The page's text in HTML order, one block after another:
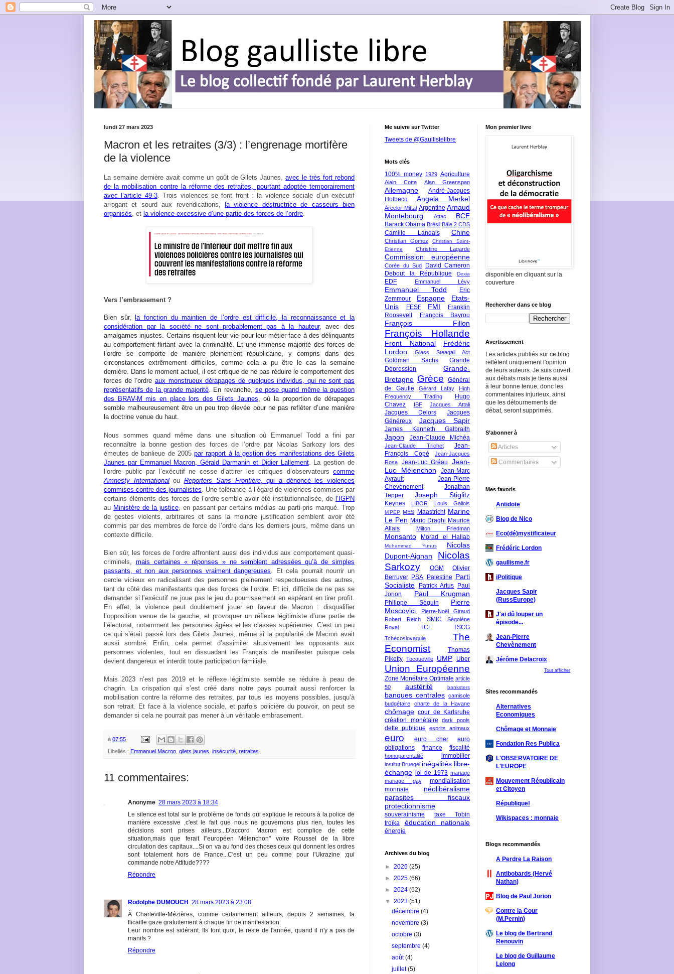
lundi 27 mars 2023
Macron et les retraites (3/3) : l’engrenage mortifère
de la violence
La semaine dernière avait comme un goût de Gilets Jaunes,avec le très fort rebond
de la mobilisation contre la réforme des retraites, pourtant adoptée temporairement
avec l’article 49-3. Trois violences se font front : la violence sociale d’un exécutif
arrogant et sourd aux revendications, la violence destructrice de casseurs bien
organisés , et la violence excessive d’une partie des forces de l’ordre
Vers l’embrasement ?
Bien sûr,la fonction du maintien de l’ordre est difficile, la reconnaissance et la
considération par la société ne sont probablement pas à la hauteur, avec des
amalgames injustes. Certains risquent leur vie pour leur métier face à des délinquants
au comportement flirtant avec la criminalité. Et une immense majorité des forces de
l’ordre se comporte de manière pleinement républicaine, y compris dans des
circonstances extrêmement difficiles, comme cela a pu être le cas la semaine
dernière. Dans le moment actuel, il est critique de ne pas réduire le comportement des
forces de l’ordre aux monstrueux dérapages de quelques individus, qui ne sont pas
représentatifs de la grande majorité . En revanche, se pose quand même la question
des BRAV-M mis en place lors des Gilets Jaunes , où la proportion de dérapages
semble malheureusement être un peu trop élevée pour ne pas refléter d’une manière
la doctrine venue du haut.
Nous sommes quand même dans une situation où Emmanuel Todd a fini par
reconnaître la bonne gestion des forces de l’ordre par Nicolas Sarkozy lors des
émeutes de banlieue de 2005par rapport à la gestion des manifestations des Gilets
Jaunes par Emmanuel Macron, Gérald Darmanin et Didier Lallement. La gestion de
l’ordre public par l’exécutif ne cesse d’attirer les critiques d’observateurs comme
Amnesty InternationalouReporters Sans Frontière, qui a dénoncé les violences
commises contre des journalistes . Une tolérance à l’égard de violences commises par
certains éléments des forces de l’ordre semble avoir été institutionnalisée, de l’IGPN
au Ministère de la justice, en passant par certains médias au parti-pris marqué. Trop
de gestes violents, arbitraires et sans la moindre justification semblent avoir été
commis par des membres de force de l’ordre dans les derniers jours, même dans un
contexte difficile.
Bien sûr, les forces de l’ordre affrontent aussi des individus aux comportement quasi-
criminels, mais certaines « réponses » ne semblent adressées qu’à de simples
passants, et non aux personnes vraiment dangereuses . Et cela pourrait nourrir un
cercle vicieux en radicalisant des personnes pleinement respectueuses des autres,
tant du côté des manifestants que des forces de l’ordre. Et ici, difficile de ne pas se
demander si l’exécutif ne joue pas le jeu du pourrissement en espérant en tirer profit.
En effet, la violence peut doublement jouer en faveur de Macron : disqualifier
l’opposition venue de la gauche, et provoquer un réflexe légitimiste d’une partie de
l’électorat, notamment les personnes âgées et les classes supérieures. C’est un peu
ce qui s’était passé lors des Gilets Jaunes, même si la popularité de Macron avait
aussi sombré. Enfin, cela permet d’assimiler abusivement les opposants aux
personnes violentes, tout en dissuadant les Français de manifester puisque cela
devient dangereux et interdit toute participation familiale.
Mais 2023 n’est pas 2019 et le réflexe légitimiste semble se réduire à peau de
chagrin. La crispation qui s’est créé dans notre pays pourrait aussi renforcer la
mobilisation contre la réforme des retraites, par tous les moyens possibles, jusqu’à
son retrait. Et face à la violence sociale, et parfois policière du pouvoir, on peut se
demander si cela ne pourrait pas mener à un véritable embrasement.
à 07:55
Libellés : Emmanuel Macron gilets jaunes insécurité retraites
11 commentaires:
Anonyme 28 mars 2023 à 18:34
Le silence est total sur le problème de fonds qui explique le recours à la police de
manière excessive ,c'est le fait que nous ne gouvernons plus rien, toutes les
décisions sont prises ailleurs...D'accord Macron est complice de cette
situation,mais que ferait l"européen Mélenchon" voire Roussel de la libre
circulation des capitaux....Si on va au fond des choses ceux qui donnent les ordres
sont totalement hors de France...C'est un peu comme pour l'Ukrazine ;qui
commande notre Attitude????
Répondre
Rodolphe DUMOUCH 28 mars 2023 à 23:08
À Charleville-Mézières, comme certainement ailleurs, depuis 2 semaines, la
flicaille gaze gratuitement à chaque fin de manifestation.
Leur nombre est sidérant. Ils font quoi, le reste de l'année, quand il n'y a pas de
manifs ?
Répondre
Me suivre sur Twitter
Tweets de @Gaullistelibre
Mots clés
100% money 1929 Agriculture
Alain Cotta Alan Greenspan
Allemagne
André-Jacques
Holbecq
Angela Merkel
Arcelor-Mittal Argentine Arnaud
Montebourg
Attac BCE
Barack Obama Brésil Bâle 2 CDS
Camille Landais Chine
Christian Gomez
Christian Saint-
Etienne
Christine Lagarde
Commission européenne
Corée du Sud
David Cameron
Debout la République
Dexia
EDF Emmanuel Lévy
Emmanuel Todd
Eric
Zemmour
Espagne
Etats-
Unis
FESF FMI
Franklin
Roosevelt
François Bayrou
François Fillon
François Hollande
Front National
Frédéric
Lordon
Glass Steagall Act
Goldman Sachs
Grande
Dépression
Grande-
Bretagne Grèce
Général
de Gaulle
Gérard Lafay
High
Frequency Trading
Hugo
Chavez
ISF Jacques Attali
Jacques Delors
Jacques
Généreux
Jacques Sapir
James Kenneth Galbraith
Japon Jean-Claude Michéa
Jean-Claude Trichet
Jean-
François Copé
Jean-Jacques
Rosa
Jean-Luc Gréau
Jean-
Luc Mélenchon
Jean-Marc
Ayrault
Jean-Pierre
Chevènement
Jonathan
Tepper
Joseph Stiglitz
Keynes LIBOR Louis Gallois
M'PEP MES Maastricht Marine
Le Pen Mario Draghi Maurice
Allais
Milton Friedman
Monsanto Morad el Hallab
Muhammad Yunus
Nicolas
Dupont-Aignan
Nicolas
Sarkozy
OGM
Olivier
Berruyer PSA Palestine Parti
Socialiste
Patrick Artus
Paul
Jorion
Paul Krugman
Philippe Séguin
Pierre
Moscovici
Pierre-Noël Giraud
Robert Reich
SMIC
Ségolène
Royal
TCE TSCG
Tchécoslovaquie
The
Economist
Thomas
Piketty Tocqueville UMP Uber
Union Européenne
Zone Monétaire Optimale article
50
austérité banksters
banques centrales camisole
budgétaire
charte de la Havane
chômage cour de Karlsruhe
création monétaire
dark pools
dette publique esprits animaux
euro euro cher
euro
obligations
finance fiscalité
homoparentalité immobilier
institut Bruegel inégalités libre-
échange
loi de 1973 mariage
mariage gay
mondialisation
monnaie
néolibéralisme
parasites fiscaux
protectionnisme
souverainisme
taxe Tobin
troïka
éducation nationale
énergie
Archives du blog
► 2026 (25)
► 2025 (66)
► 2024 (62)
▼ 2023 (51)
décembre(4)
novembre(3)
octobre(3)
septembre(4)
août(4)
juillet(5)
Mon premier livre
disponible en cliquant sur la
couverture
Rechercher dans ce blog
Avertissement
Les articles publiés sur ce blog
reflètent uniquement l'opinion
de leurs auteurs. Je suis ouvert
aux débats mais je tiens aussi
à leur bonne tenue, donc les
commentaires injurieux, ainsi
que les détournements de
débat, seront supprimés.
S’abonner à
Articles
Commentaires
Mes favoris
Antidote
Blog de Nico
Eco(dé)mystificateur
Frédéric Lordon
gaullisme.fr
iPolitique
Jacques Sapir
(RussEurope)
J'ai dû louper un
épisode...
Jean-Pierre
Chevènement
Jérôme Delacroix
Tout afficher
Sites recommandés
Alternatives
Economiques
Chômage et Monnaie
Fondation Res Publica
L'OBSERVATOIRE DE
L'EUROPE
Mouvement Républicain
et Citoyen
République!
Wikispaces : monnaie
Blogs recommandés
A Perdre La Raison
Antibobards (Hervé
Nathan)
Blog de Paul Jorion
Contre la Cour
(M.Pernin)
Le blog de Bertrand
Renouvin
Le blog de Guillaume
Lelong